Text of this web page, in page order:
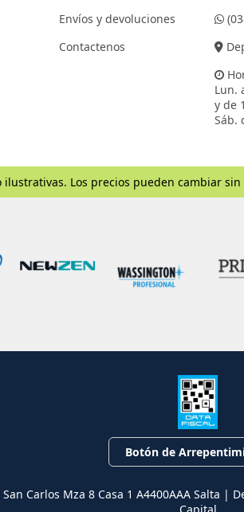
Envíos y devoluciones
Contactenos
Lun.
y de
Sáb.
ilustrativas. Los precios pueden cambiar
Botón de
Carlos Mza 8 Casa 1 A4400AAA Salta |